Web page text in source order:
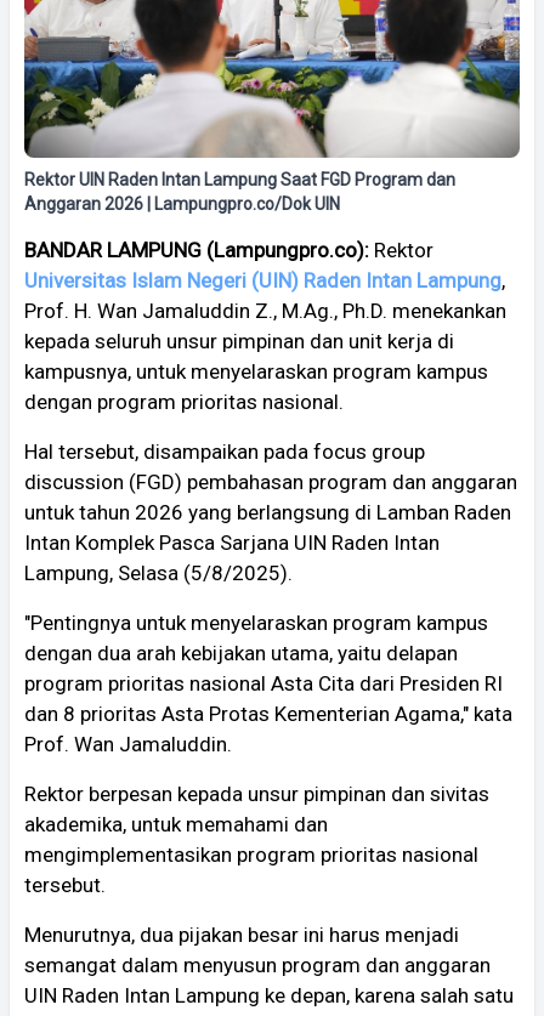
Rektor UIN Raden Intan Lampung Saat FGD Program dan
Anggaran 2026 | Lampungpro.co/Dok UIN
BANDAR LAMPUNG (Lampungpro.co): Rektor
Universitas Islam Negeri (UIN) Raden Intan Lampung,
Prof. H. Wan Jamaluddin Z., M.Ag., Ph.D. menekankan
kepada seluruh unsur pimpinan dan unit kerja di
kampusnya, untuk menyelaraskan program kampus
dengan program prioritas nasional.
Hal tersebut, disampaikan pada focus group
discussion (FGD) pembahasan program dan anggaran
untuk tahun 2026 yang berlangsung di Lamban Raden
Intan Komplek Pasca Sarjana UIN Raden Intan
Lampung, Selasa (5/8/2025).
"Pentingnya untuk menyelaraskan program kampus
dengan dua arah kebijakan utama, yaitu delapan
program prioritas nasional Asta Cita dari Presiden RI
dan 8 prioritas Asta Protas Kementerian Agama," kata
Prof. Wan Jamaluddin.
Rektor berpesan kepada unsur pimpinan dan sivitas
akademika, untuk memahami dan
mengimplementasikan program prioritas nasional
tersebut.
Menurutnya, dua pijakan besar ini harus menjadi
semangat dalam menyusun program dan anggaran
UIN Raden Intan Lampung ke depan, karena salah satu